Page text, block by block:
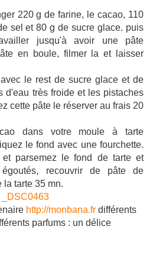
220 g de farine, le cacao, 110
sel et 80 g de sucre glace. puis
jusqu'à avoir une pâte
en boule, filmer la et laisser
le rest de sucre glace et de
d'eau très froide et les pistaches
cette pâte le réserver au frais 20
dans votre moule à tarte
le fond avec une fourchette.
parsemez le fond de tarte et
recouvrir de pâte de
la tarte 35 mn.
http://monbana.fr différents
parfums : un délice